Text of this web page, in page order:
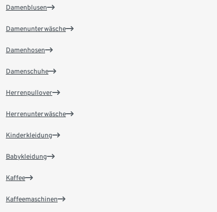
Damenblusen
Damenunterwäsche
Damenhosen
Damenschuhe
Herrenpullover
Herrenunterwäsche
Kinderkleidung
Babykleidung
Kaffee
Kaffeemaschinen